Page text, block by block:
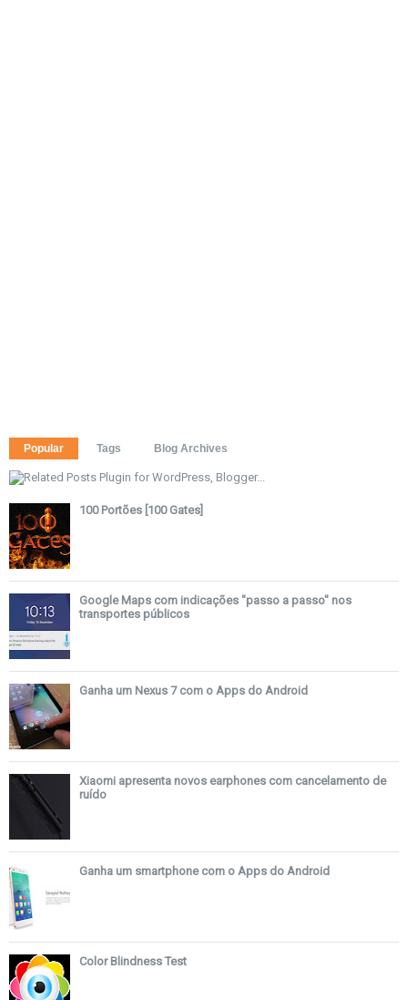
Popular Tags Blog Archives
100 Portões [100 Gates]
Google Maps com indicações "passo a passo" nos
transportes públicos
Ganha um Nexus 7 com o Apps do Android
Xiaomi apresenta novos earphones com cancelamento de
ruído
Ganha um smartphone com o Apps do Android
Color Blindness Test